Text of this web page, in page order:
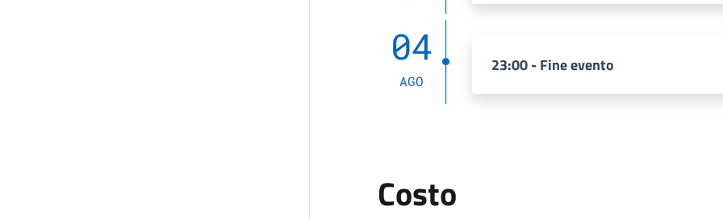
04
AGO
23:00 - Fine evento
Costo